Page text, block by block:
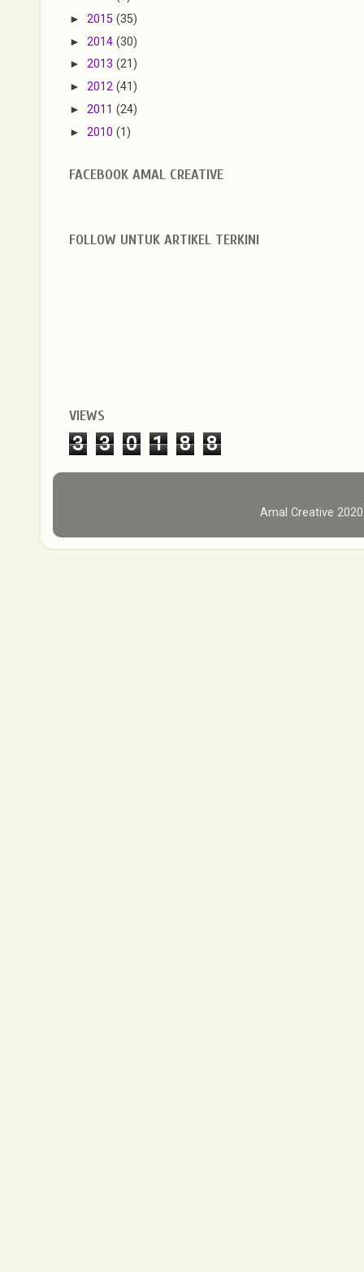
► 2015 (35)
► 2014 (30)
► 2013 (21)
► 2012 (41)
► 2011 (24)
► 2010 (1)
FACEBOOK AMAL CREATIVE
FOLLOW UNTUK ARTIKEL TERKINI
VIEWS
3 3 0 1 8 8
Amal Creative